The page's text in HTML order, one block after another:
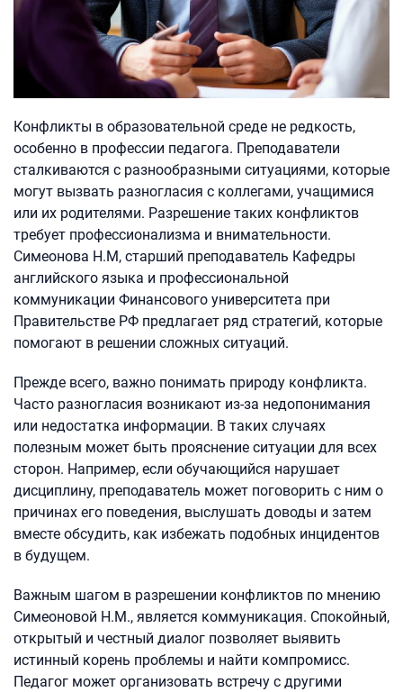
Конфликты в образовательной среде не редкость,
особенно в профессии педагога. Преподаватели
сталкиваются с разнообразными ситуациями, которые
могут вызвать разногласия с коллегами, учащимися
или их родителями. Разрешение таких конфликтов
требует профессионализма и внимательности.
Симеонова Н.М, старший преподаватель Кафедры
английского языка и профессиональной
коммуникации Финансового университета при
Правительстве РФ предлагает ряд стратегий, которые
помогают в решении сложных ситуаций.
Прежде всего, важно понимать природу конфликта.
Часто разногласия возникают из-за недопонимания
или недостатка информации. В таких случаях
полезным может быть прояснение ситуации для всех
сторон. Например, если обучающийся нарушает
дисциплину, преподаватель может поговорить с ним о
причинах его поведения, выслушать доводы и затем
вместе обсудить, как избежать подобных инцидентов
в будущем.
Важным шагом в разрешении конфликтов по мнению
Симеоновой Н.М., является коммуникация. Спокойный,
открытый и честный диалог позволяет выявить
истинный корень проблемы и найти компромисс.
Педагог может организовать встречу с другими